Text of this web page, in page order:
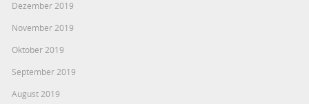
Dezember 2019
November 2019
Oktober 2019
September 2019
August 2019